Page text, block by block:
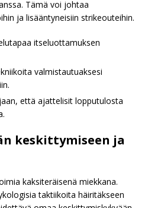
Tämä voi johtaa
ja lisääntyneisiin strikeouteihin.
itseluottamuksen
valmistautuaksesi
että ajattelisit lopputulosta
keskittymiseen ja
kaksiteräisenä miekkana.
taktiikoita häiritäkseen